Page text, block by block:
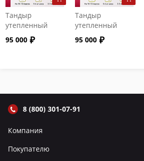
Тандыр
утепленный
"Сармат" с
откидной
95 000
Тандыр
утепленный
"Сармат" с
откидной
95 000
8 (800) 301-07-91
Компания
Покупателю